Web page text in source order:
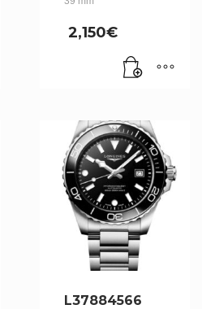
2,150€
L37884566